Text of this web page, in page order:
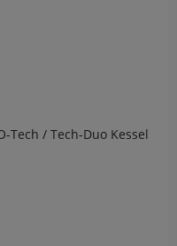
Tech / Tech-Duo Kessel